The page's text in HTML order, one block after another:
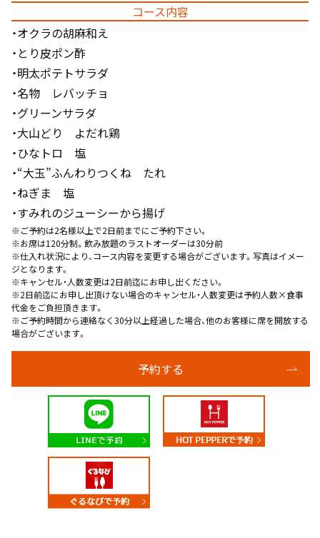
コース内容
・オクラの胡麻和え
・とり皮ポン酢
・明太ポテトサラダ
・名物 レバッチョ
・グリーンサラダ
・大山どり よだれ鶏
・ひなトロ 塩
・“大玉”ふんわりつくね たれ
・ねぎま 塩
・すみれのジューシーから揚げ
※ご予約は2名様以上で2日前までにご予約下さい。
※お席は120分制。飲み放題のラストオーダーは30分前
※仕入れ状況により、コース内容を変更する場合がございます。写真はイメー
ジとなります。
※キャンセル・人数変更は2日前迄にお申し出ください。
※2日前迄にお申し出頂けない場合のキャンセル・人数変更は予約人数×食事
代金をご負担頂きます。
※ご予約時間から連絡なく30分以上経過した場合、他のお客様に席を開放する
場合がございます。
予約する